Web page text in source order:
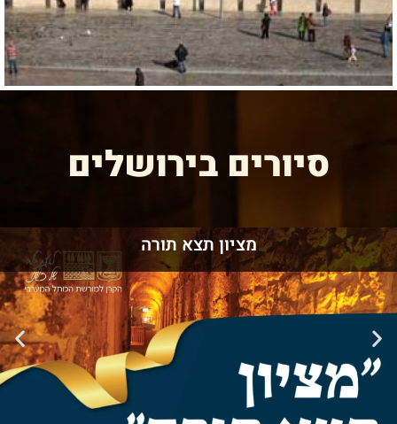
סיורים בירושלים
מציון תצא תורה